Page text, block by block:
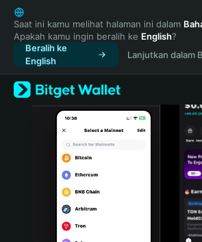
English
日本語
Tiếng Việt
Русский
Español (Latinoamérica)
Türkçe
Italiano
Português (Portugal)
Bahasa Indonesia
Saat ini kamu melihat halaman ini dalam
Apakah kamu ingin beralih ke English?
Beralih ke
English
Lanjutkan dalam